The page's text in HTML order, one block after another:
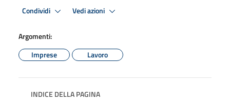
Condividi Vedi azioni
Argomenti:
Imprese
Lavoro
INDICE DELLA PAGINA